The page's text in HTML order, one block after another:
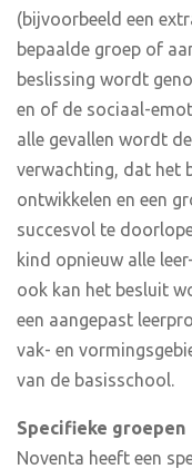
(bijvoorbeeld een
bepaalde groep of
beslissing wordt
en of de sociaal-
alle gevallen wordt
verwachting, dat het
ontwikkelen en een
succesvol te
kind opnieuw alle
ook kan het besluit
een aangepast
vak- en
van de basisschool.
Specifieke groepen
Noventa heeft een